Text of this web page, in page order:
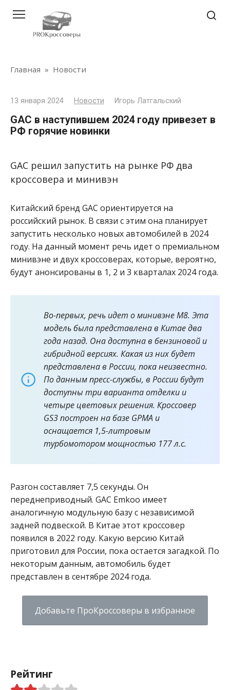
контенту
Главная » Новости
13 января 2024 Новости Игорь Латгальский
GAC в наступившем 2024 году привезет в
РФ горячие новинки
GAC решил запустить на рынке РФ два
кроссовера и минивэн
Китайский бренд GAC ориентируется на
российский рынок. В связи с этим она планирует
запустить несколько новых автомобилей в 2024
году. На данный момент речь идет о премиальном
минивэне и двух кроссоверах, которые, вероятно,
будут анонсированы в 1, 2 и 3 кварталах 2024 года.
Во-первых, речь идет о минивэне M8. Эта
модель была представлена в Китае два
года назад. Она доступна в бензиновой и
гибридной версиях. Какая из них будет
представлена в России, пока неизвестно.
По данным пресс-службы, в России будут
доступны три варианта отделки и
четыре цветовых решения. Кроссовер
GS3 построен на базе GPMA и
оснащается 1,5-литровым
турбомотором мощностью 177 л.с.
Разгон составляет 7,5 секунды. Он
переднеприводный. GAC Emkoo имеет
аналогичную модульную базу с независимой
задней подвеской. В Китае этот кроссовер
появился в 2022 году. Какую версию Китай
приготовил для России, пока остается загадкой. По
некоторым данным, автомобиль будет
представлен в сентябре 2024 года.
Добавьте ПроКроссоверы в избранное
Рейтинг